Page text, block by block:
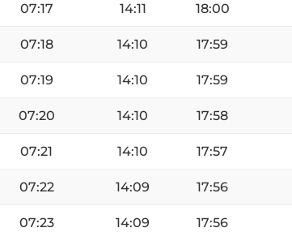
07:17 14:11 18:00
07:18 14:10 17:59
07:19 14:10 17:59
07:20 14:10 17:58
07:21 14:10 17:57
07:22 14:09 17:56
07:23 14:09 17:56